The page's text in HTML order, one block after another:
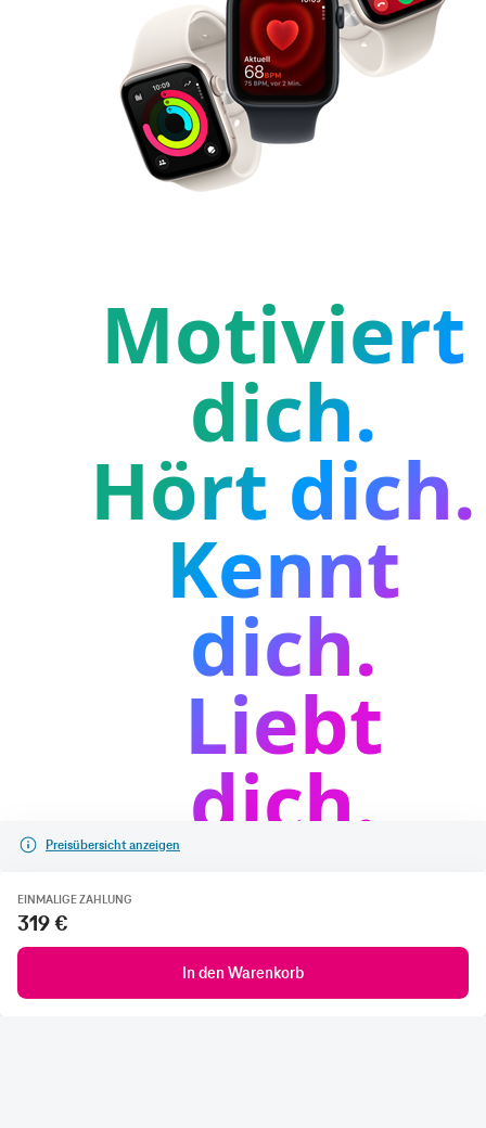
Preisübersicht anzeigen
EINMALIGE ZAHLUNG
319 €
In den Warenkorb